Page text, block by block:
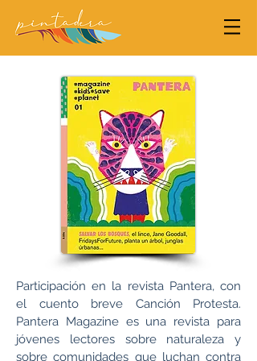
Participación en la revista Pantera, con
el cuento breve Canción Protesta.
Pantera Magazine es una revista para
jóvenes lectores sobre naturaleza y
sobre comunidades que luchan contra